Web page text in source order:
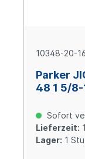
10348-20-16
Parker
48 1 5/8-
Sofort
Lieferzeit:
Lager: 1